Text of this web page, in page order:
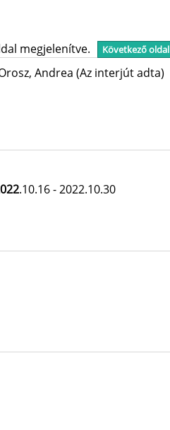
megjelenítve. Következő oldal
Andrea (Az interjút adta)
.10.16 - 2022.10.30